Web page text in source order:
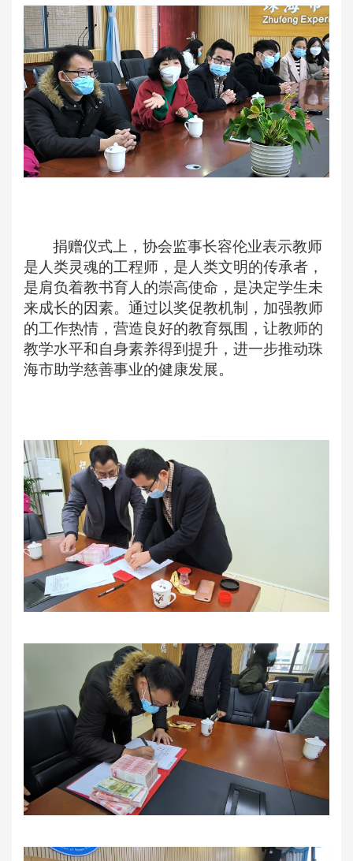
捐赠仪式上，协会监事长容伦业表示教师
是人类灵魂的工程师，是人类文明的传承者，
是肩负着教书育人的崇高使命，是决定学生未
来成长的因素。通过以奖促教机制，加强教师
的工作热情，营造良好的教育氛围，让教师的
教学水平和自身素养得到提升，进一步推动珠
海市助学慈善事业的健康发展。